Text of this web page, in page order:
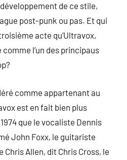
de ce stile,
post-punk ou pas. Et qui
acte qu’Ultravox,
l’un des principaus
comme appartenant au
est en fait bien plus
que le vocaliste Dennis
John Foxx, le guitariste
Chris Allen, dit Chris Cross, le